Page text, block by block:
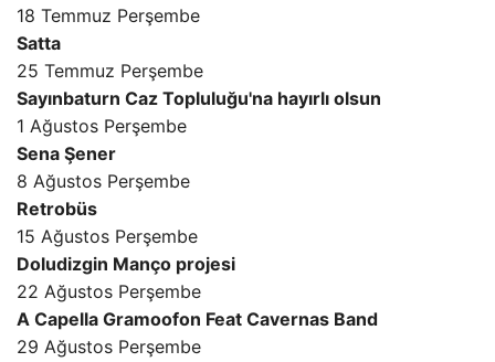
18 Temmuz Perşembe
Satta
25 Temmuz Perşembe
Sayınbaturn Caz Topluluğu'na hayırlı olsun
1 Ağustos Perşembe
Sena Şener
8 Ağustos Perşembe
Retrobüs
15 Ağustos Perşembe
Doludizgin Manço projesi
22 Ağustos Perşembe
A Capella Gramoofon Feat Cavernas Band
29 Ağustos Perşembe